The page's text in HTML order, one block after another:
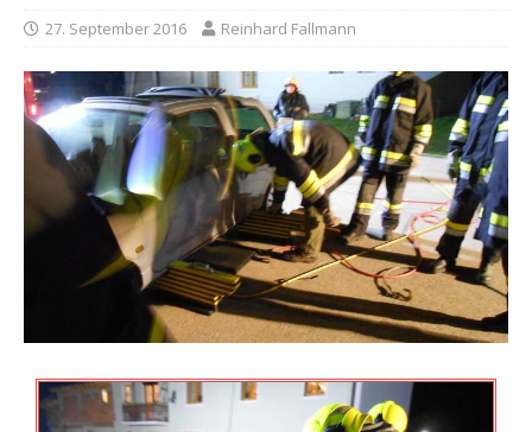
27. September 2016 Reinhard Fallmann